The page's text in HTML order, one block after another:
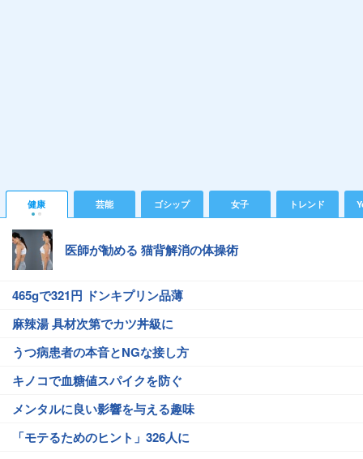
健康 芸能 ゴシップ 女子 トレンド
医師が勧める 猫背解消の体操術
465gで321円 ドンキプリン品薄
麻辣湯 具材次第でカツ丼級に
うつ病患者の本音とNGな接し方
キノコで血糖値スパイクを防ぐ
メンタルに良い影響を与える趣味
「モテるためのヒント」326人に